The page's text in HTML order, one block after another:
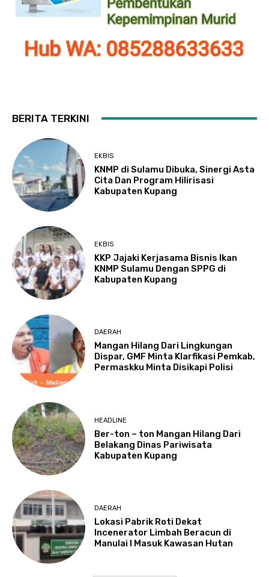
BERITA TERKINI
EKBIS
KNMP di Sulamu Dibuka, Sinergi Asta
Cita Dan Program Hilirisasi
Kabupaten Kupang
EKBIS
KKP Jajaki Kerjasama Bisnis Ikan
KNMP Sulamu Dengan SPPG di
Kabupaten Kupang
DAERAH
Mangan Hilang Dari Lingkungan
Dispar, GMF Minta Klarfikasi Pemkab,
Permaskku Minta Disikapi Polisi
HEADLINE
Ber-ton – ton Mangan Hilang Dari
Belakang Dinas Pariwisata
Kabupaten Kupang
DAERAH
Lokasi Pabrik Roti Dekat
Incenerator Limbah Beracun di
Manulai I Masuk Kawasan Hutan